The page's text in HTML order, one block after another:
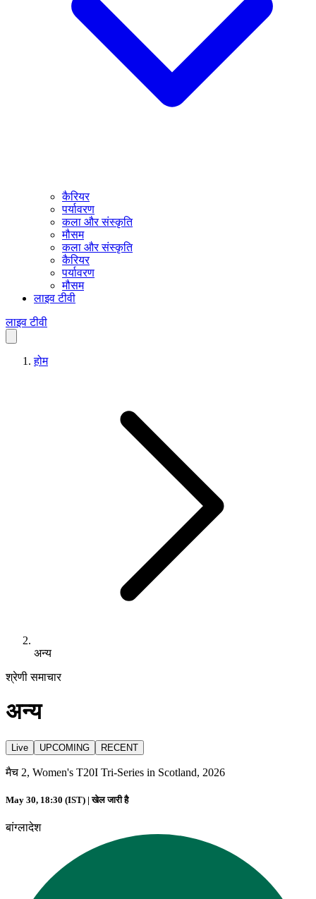
कैरियर
पर्यावरण
कला और संस्कृति
मौसम
कला और संस्कृति
कैरियर
पर्यावरण
मौसम
लाइव टीवी
लाइव टीवी
होम
अन्य
श्रेणी समाचार
अन्य
Live UPCOMING RECENT
मैच 2, Women's T20I Tri-Series in Scotland, 2026
May 30, 18:30 (IST) |खेल जारी है
बांग्लादेश